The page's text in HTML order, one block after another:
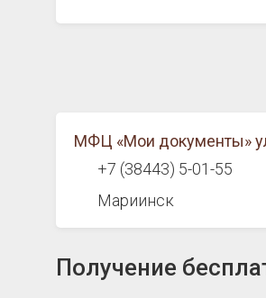
МФЦ «Мои документы»
+7 (38443) 5-01-55
Мариинск
Получение